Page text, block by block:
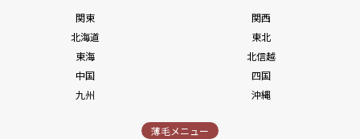
関東
関西
北海道
東北
東海
北信越
中国
四国
九州
沖縄
薄毛メニュー